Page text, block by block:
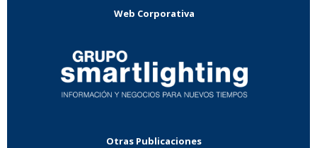
Web Corporativa
Otras Publicaciones